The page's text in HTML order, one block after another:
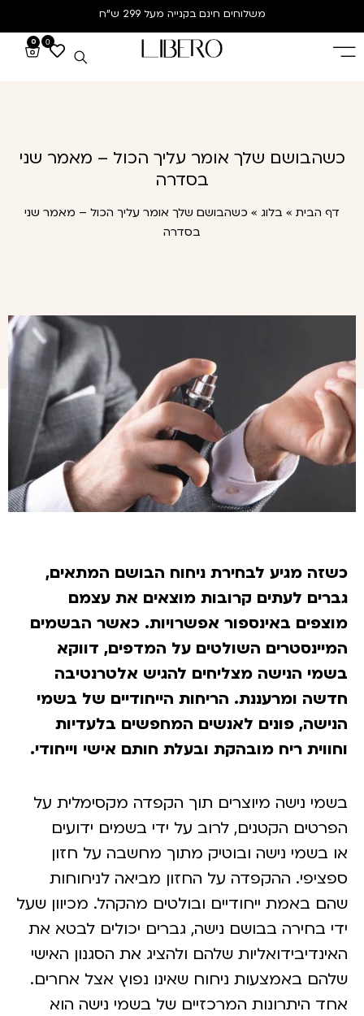
משלוחים חינםבקנייה מעל 299 ש”ח
0
כשהבושם שלך אומר עליך הכול – מאמר שני
בסדרה
דף הבית»בלוג»כשהבושם שלך אומר עליך הכול – מאמר שני
בסדרה
מגיע לבחירת ניחוח הבושם המתאים,
לעתים קרובות מוצאים את עצמם
באינספור אפשרויות. כאשר הבשמים
השולטים על המדפים, דווקא
הנישה מצליחים להגיש אלטרנטיבה
ומרעננת. הריחות הייחודיים של בשמי
פונים לאנשים המחפשים בלעדיות
ריח מובהקת ובעלת חותם אישי וייחודי.
נישה מיוצרים תוך הקפדה מקסימלית על
הקטנים, לרוב על ידי בשמים ידועים
בשמי נישה ובוטיק מתוך מחשבה על חזון
ההקפדה על החזון מביאה לניחוחות
באמת ייחודיים ובולטים מהקהל. מכיוון שעל
בחירה בבושם נישה, גברים יכולים לבטא את
שלהם ולהציג את הסגנון האישי
באמצעות ניחוח שאינו נפוץ אצל אחרים.
היתרונות המרכזיים של בשמי נישה הוא